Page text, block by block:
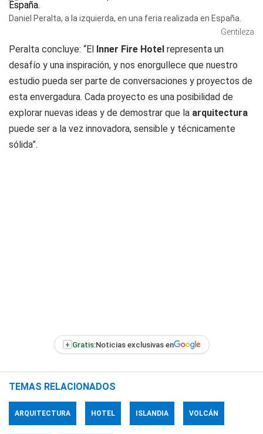
Daniel Peralta, a la izquierda, en una feria realizada en España.
Gentileza
Peralta concluye: “El Inner Fire Hotel representa un
desafío y una inspiración, y nos enorgullece que nuestro
estudio pueda ser parte de conversaciones y proyectos de
esta envergadura. Cada proyecto es una posibilidad de
explorar nuevas ideas y de demostrar que la arquitectura
puede ser a la vez innovadora, sensible y técnicamente
sólida”.
+ Gratis:Noticias exclusivas en
TEMAS RELACIONADOS
ARQUITECTURA HOTEL ISLANDIA VOLCÁN